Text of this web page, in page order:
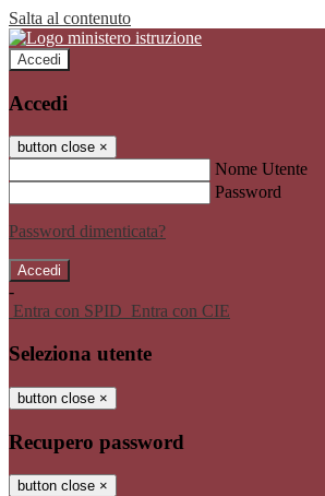
Salta al contenuto
Accedi
Accedi
button close ×
Nome Utente
Password
Password dimenticata?
-
Entra con SPID Entra con CIE
Seleziona utente
button close ×
Recupero password
button close ×